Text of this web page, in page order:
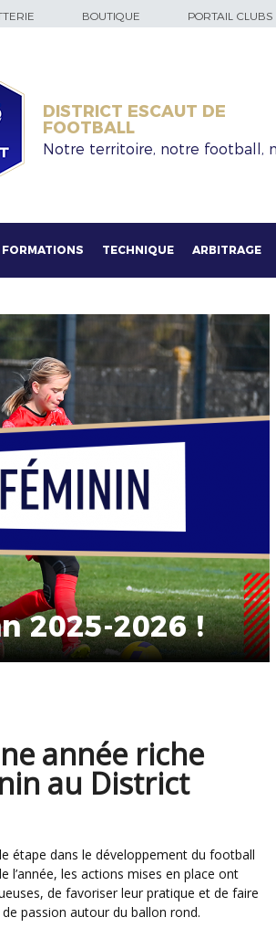
BOUTIQUE PORTAIL CLUBS
DISTRICT ESCAUT DE
FOOTBALL
Notre territoire, notre football,
FORMATIONS TECHNIQUE ARBITRAGE
2025-2026 !
année riche
au District
l’année, les actions mises en place ont
de favoriser leur pratique et de faire
passion autour du ballon rond.